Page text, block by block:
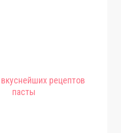
рецептов
пасты